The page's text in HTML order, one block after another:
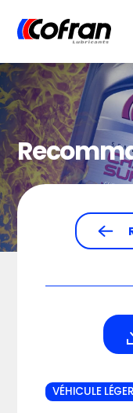
VÉHICULE LÉGER